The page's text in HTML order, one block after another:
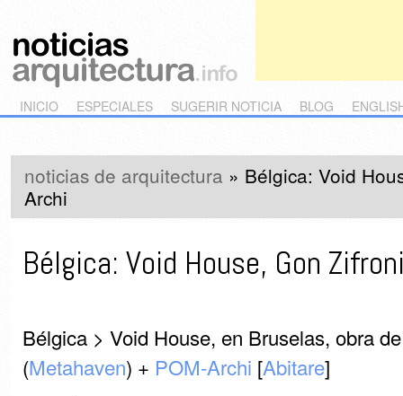
Main menu
Skip to primary content
Skip to secondary content
INICIO ESPECIALES SUGERIR NOTICIA BLOG
noticias de arquitectura » Bélgica: Void
Archi
Bélgica: Void House, Gon
Bélgica > Void House, en Bruselas, obra
(Metahaven) + POM-Archi [Abitare]